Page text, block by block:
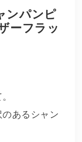
ンパンピ
ーフラッ
あるシャン